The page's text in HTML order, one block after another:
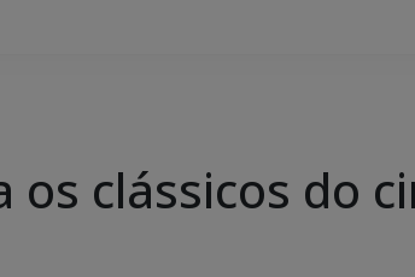
clássicos do